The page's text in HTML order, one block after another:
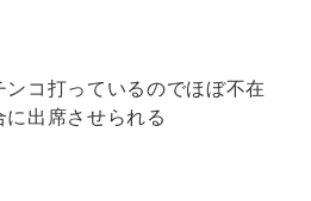
コ打っているのでほぼ不在
出席させられる